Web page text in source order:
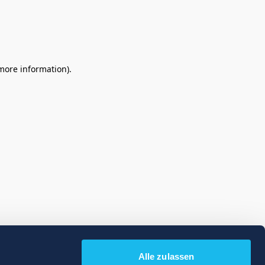
Alle zulassen
information).